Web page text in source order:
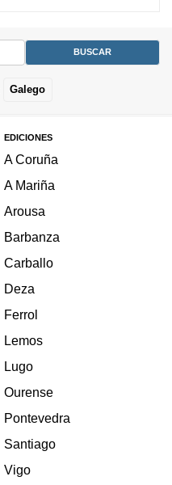
Galego
EDICIONES
A Coruña
A Mariña
Arousa
Barbanza
Carballo
Deza
Ferrol
Lemos
Lugo
Ourense
Pontevedra
Santiago
Vigo